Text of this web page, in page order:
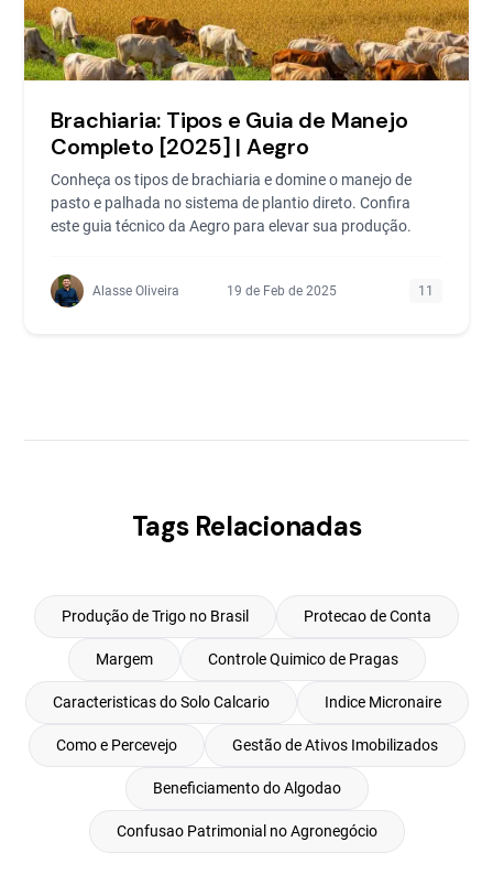
Brachiaria: Tipos e Guia de Manejo
Completo [2025] | Aegro
Conheça os tipos de brachiaria e domine o manejo de
pasto e palhada no sistema de plantio direto. Confira
este guia técnico da Aegro para elevar sua produção.
Alasse Oliveira 19 de Feb de 2025 11
Tags Relacionadas
Produção de Trigo no Brasil Protecao de Conta
Margem Controle Quimico de Pragas
Caracteristicas do Solo Calcario Indice Micronaire
Como e Percevejo Gestão de Ativos Imobilizados
Beneficiamento do Algodao
Confusao Patrimonial no Agronegócio